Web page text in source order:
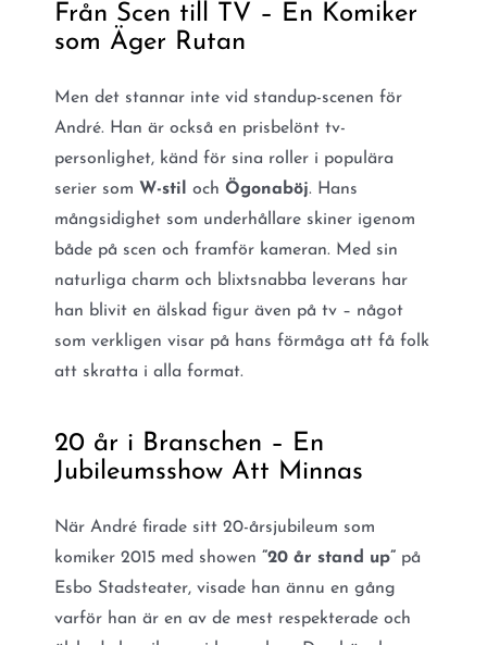
Från Scen till TV – En Komiker
som Äger Rutan
Men det stannar inte vid standup-scenen för
André. Han är också en prisbelönt tv-
personlighet, känd för sina roller i populära
serier som W-stil och Ögonaböj. Hans
mångsidighet som underhållare skiner igenom
både på scen och framför kameran. Med sin
naturliga charm och blixtsnabba leverans har
han blivit en älskad figur även på tv – något
som verkligen visar på hans förmåga att få folk
att skratta i alla format.
20 år i Branschen – En
Jubileumsshow Att Minnas
När André firade sitt 20-årsjubileum som
komiker 2015 med showen ”20 år stand up”på
Esbo Stadsteater, visade han ännu en gång
varför han är en av de mest respekterade och